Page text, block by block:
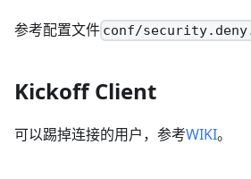
参考配置文件 conf/
Kickoff Client
可以踢掉连接的用户，参考WIKI。